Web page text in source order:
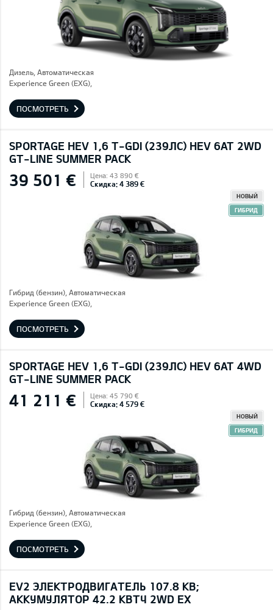
Дизель, Автоматическая
Experience Green (EXG),
ПОСМОТРЕТЬ
SPORTAGE HEV 1,6 T-GDI (239ЛС) HEV 6AT 2WD
GT-LINE SUMMER PACK
39 501 € Цена: 43 890 €
Скидка: 4 389 €
НОВЫЙ
ГИБРИД
Гибрид (бензин), Автоматическая
Experience Green (EXG),
ПОСМОТРЕТЬ
SPORTAGE HEV 1,6 T-GDI (239ЛС) HEV 6AT 4WD
GT-LINE SUMMER PACK
41 211 € Цена: 45 790 €
Скидка: 4 579 €
НОВЫЙ
ГИБРИД
Гибрид (бензин), Автоматическая
Experience Green (EXG),
ПОСМОТРЕТЬ
EV2 ЭЛЕКТРОДВИГАТЕЛЬ 107.8 КВ;
AККУМУЛЯТОР 42.2 КВТЧ 2WD EX